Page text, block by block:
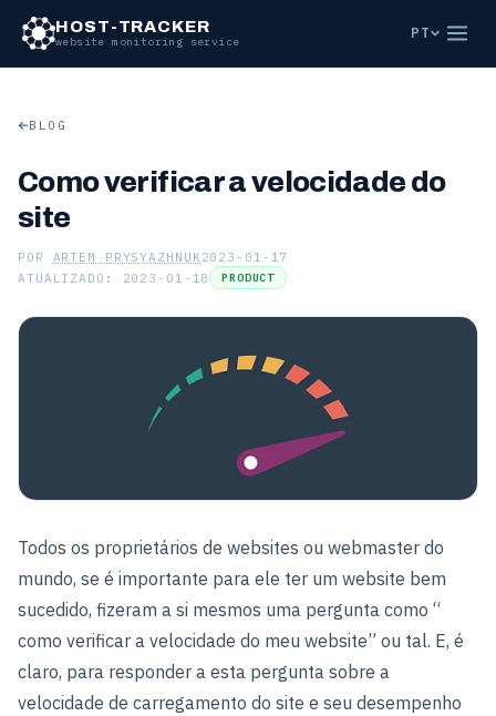
HOST-TRACKER
website monitoring service
PT
BLOG
Como verificar a velocidade do
site
POR ARTEM PRYSYAZHNUK 2023-01-17
ATUALIZADO: 2023-01-18
PRODUCT
Todos os proprietários de websites ou webmaster do
mundo, se é importante para ele ter um website bem
sucedido, fizeram a si mesmos uma pergunta como “
como verificar a velocidade do meu website” ou tal. E, é
claro, para responder a esta pergunta sobre a
velocidade de carregamento do site e seu desempenho